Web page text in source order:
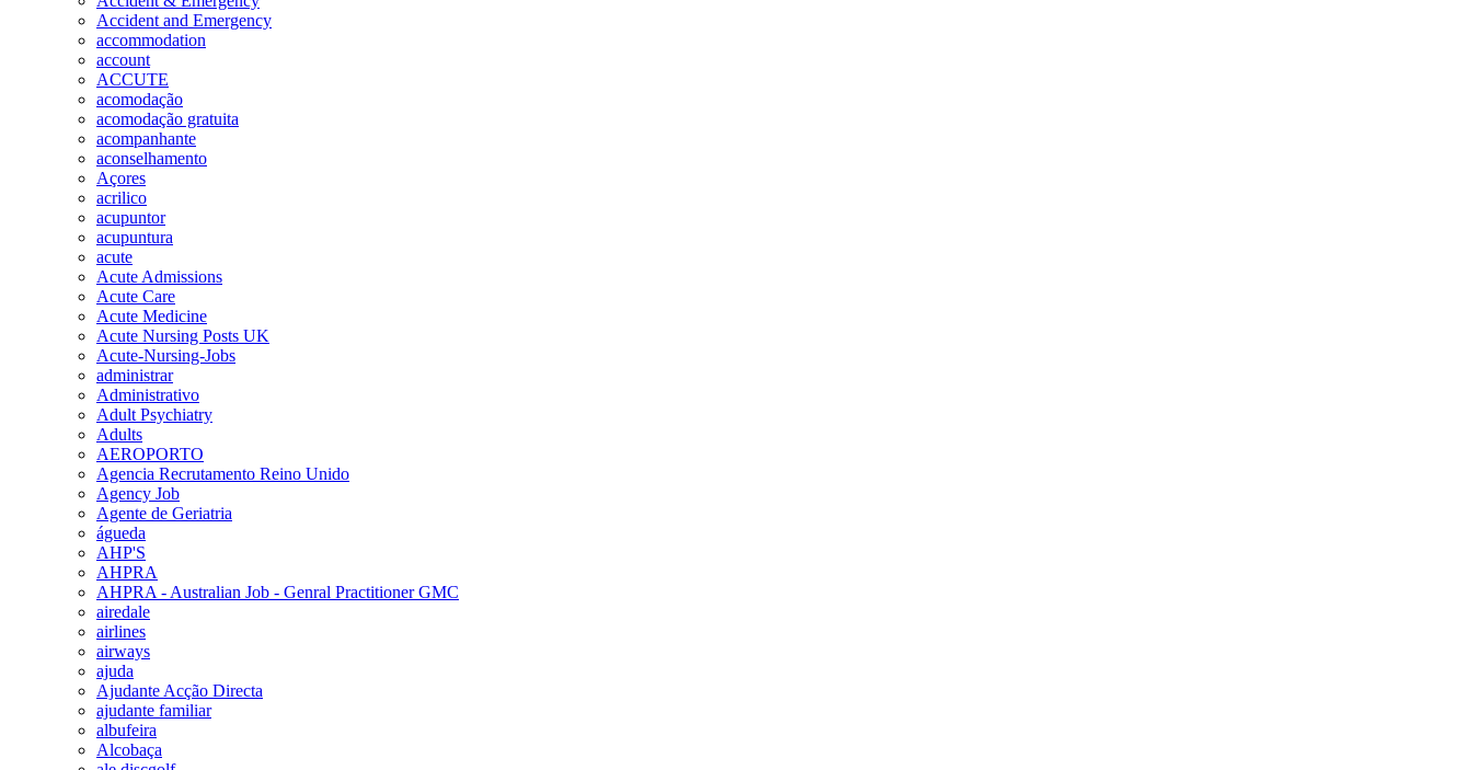
Accident and Emergency
accommodation
account
ACCUTE
acomodação
acomodação gratuita
acompanhante
aconselhamento
Açores
acrilico
acupuntor
acupuntura
acute
Acute Admissions
Acute Care
Acute Medicine
Acute Nursing Posts UK
Acute-Nursing-Jobs
administrar
Administrativo
Adult Psychiatry
Adults
AEROPORTO
Agencia Recrutamento Reino Unido
Agency Job
Agente de Geriatria
águeda
AHP'S
AHPRA
AHPRA - Australian Job - Genral Practitioner GMC
airedale
airlines
airways
ajuda
Ajudante Acção Directa
ajudante familiar
albufeira
Alcobaça